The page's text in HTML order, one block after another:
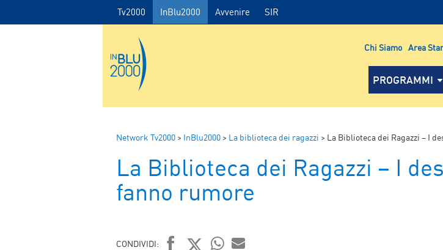
Tv2000 InBlu2000 Avvenire SIR
Chi Siamo Area
PROGRAMMI
Network Tv2000 > InBlu2000 > La biblioteca dei ragazzi > La Biblioteca dei Ragazzi – I
La Biblioteca dei Ragazzi – I
fanno rumore
CONDIVIDI: